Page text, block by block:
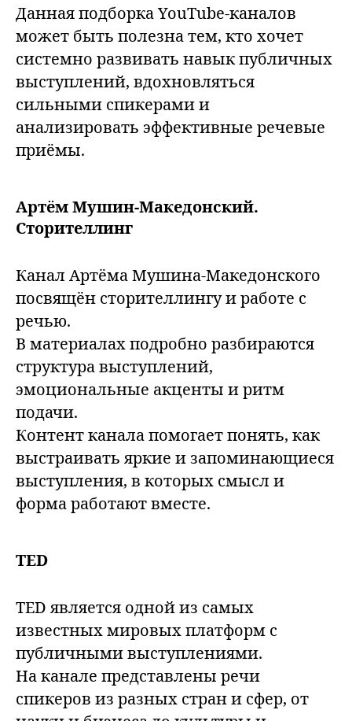
Данная подборка YouTube-каналов
может быть полезна тем, кто хочет
системно развивать навык публичных
выступлений, вдохновляться
сильными спикерами и
анализировать эффективные речевые
приёмы.
Артём Мушин-Македонский.
Сторителлинг
Канал Артёма Мушина-Македонского
посвящён сторителлингу и работе с
речью.
В материалах подробно разбираются
структура выступлений,
эмоциональные акценты и ритм
подачи.
Контент канала помогает понять, как
выстраивать яркие и запоминающиеся
выступления, в которых смысл и
форма работают вместе.
TED
TED является одной из самых
известных мировых платформ с
публичными выступлениями.
На канале представлены речи
спикеров из разных стран и сфер, от